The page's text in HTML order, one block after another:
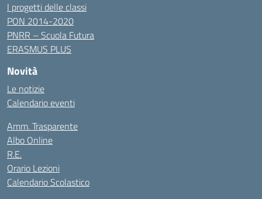
I progetti delle classi
PON 2014-2020
PNRR – Scuola Futura
ERASMUS PLUS
Novità
Le notizie
Calendario eventi
Amm. Trasparente
Albo Online
R.E.
Orario Lezioni
Calendario Scolastico